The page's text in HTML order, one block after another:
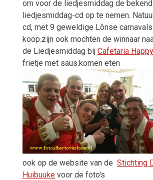
om voor de liedjesmiddag de
liedjesmiddag-cd op te nemen.
cd, met 9 geweldige Lônse
koop.zijn ook mochten de winnaar
de Liedjesmiddag bij Cafetaria
frietje met saus.komen eten
ook op de website van de Stichting
Huibuukevoor de foto's